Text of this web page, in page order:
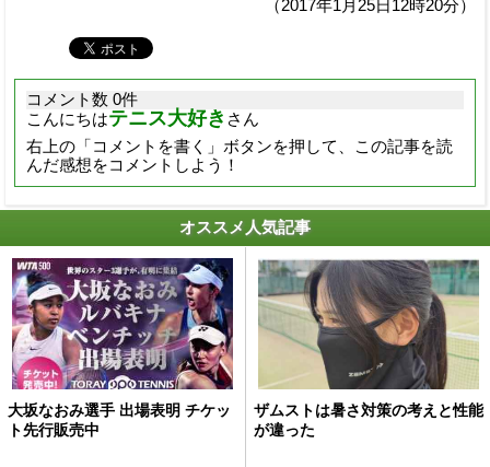
（2017年1月25日12時20分）
コメント数 0件
こんにちはテニス大好き さん
右上の「コメントを書く」ボタンを押して、この記事を読
んだ感想をコメントしよう！
オススメ人気記事
大坂なおみ選手 出場表明 チケッ
ト先行販売中
ザムストは暑さ対策の考えと性能
が違った